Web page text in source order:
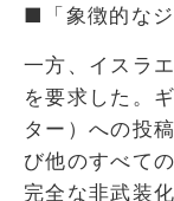
■「象徴的なジ
一方、イスラ
を要求した。
ター）への投
び他のすべて
完全な非武装